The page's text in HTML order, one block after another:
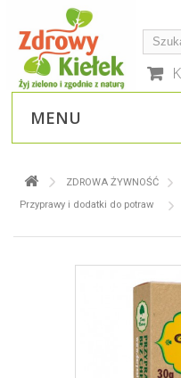
MENU
ZDROWA ŻYWNOŚĆ
Przyprawy i dodatki do potraw